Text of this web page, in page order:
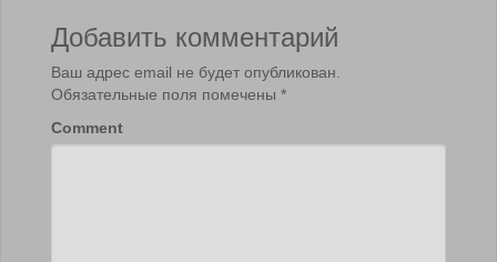
Добавить комментарий
Ваш адрес email не будет опубликован.
Обязательные поля помечены *
Comment